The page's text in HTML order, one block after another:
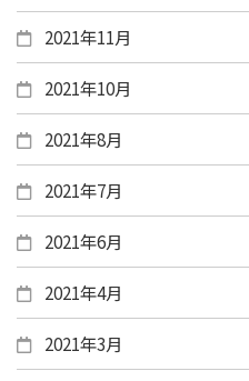
2021年11月
2021年10月
2021年8月
2021年7月
2021年6月
2021年4月
2021年3月